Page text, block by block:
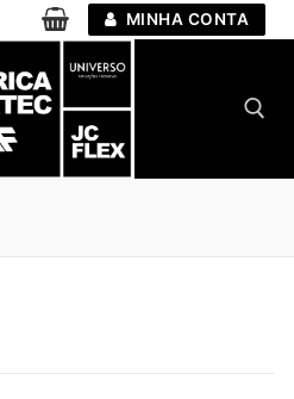
MINHA CONTA